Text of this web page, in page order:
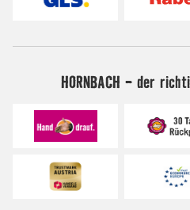
HORNBACH - der